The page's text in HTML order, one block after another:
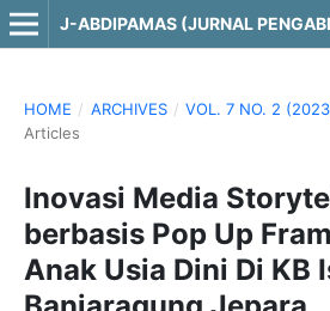
HOME / ARCHIVES / VOL. 7 NO. 2
Articles
Inovasi Media
berbasis Pop Up
Anak Usia Dini Di KB